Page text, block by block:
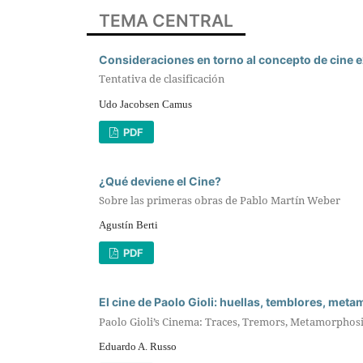
TEMA CENTRAL
Consideraciones en torno al concepto de cine
Tentativa de clasificación
Udo Jacobsen Camus
PDF
¿Qué deviene el Cine?
Sobre las primeras obras de Pablo Martín Weber
Agustín Berti
PDF
El cine de Paolo Gioli: huellas, temblores,
Paolo Gioli’s Cinema: Traces, Tremors,
Eduardo A. Russo